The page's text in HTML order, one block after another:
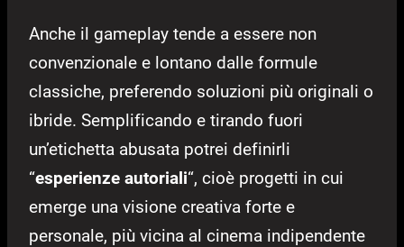
Anche il gameplay tende a essere non
convenzionale e lontano dalle formule
classiche, preferendo soluzioni più originali o
ibride. Semplificando e tirando fuori
un’etichetta abusata potrei definirli
“esperienze autoriali“, cioè progetti in cui
emerge una visione creativa forte e
personale, più vicina al cinema indipendente